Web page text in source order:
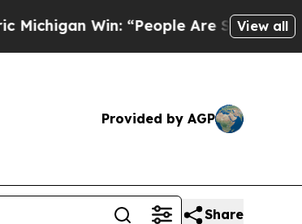
Win: “People Are Sick and Tired of
View all
Provided by AGP
Share